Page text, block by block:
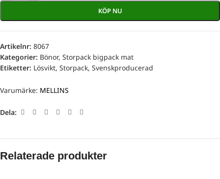
KÖP NU
Artikelnr: 8067
Kategorier: Bönor, Storpack bigpack mat
Etiketter: Lösvikt, Storpack, Svenskproducerad
Varumärke: MELLINS
Dela:
Relaterade produkter